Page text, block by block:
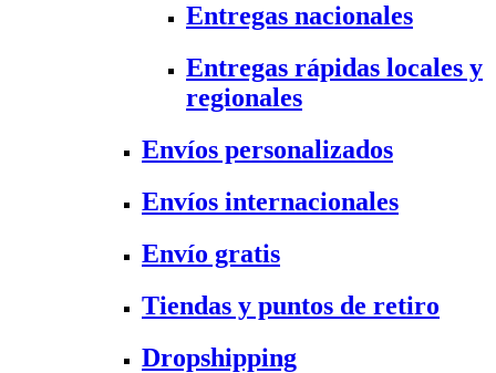
Entregas nacionales
Entregas rápidas locales y
regionales
Envíos personalizados
Envíos internacionales
Envío gratis
Tiendas y puntos de retiro
Dropshipping